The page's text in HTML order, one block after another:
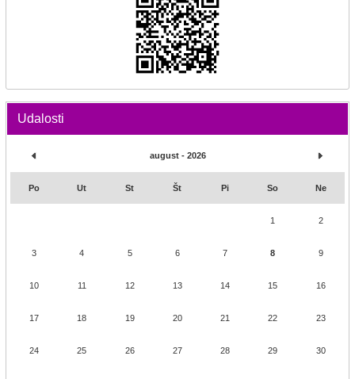
Udalosti
august - 2026
Po Ut St Št Pi So Ne
1 2
3 4 5 6 7 8 9
10 11 12 13 14 15 16
17 18 19 20 21 22 23
24 25 26 27 28 29 30